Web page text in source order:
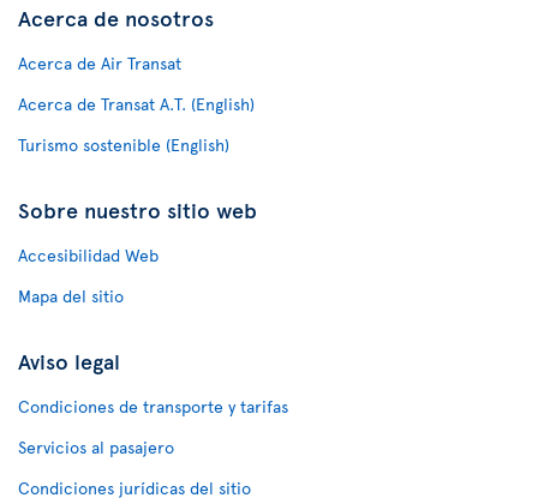
Acerca de nosotros
Acerca de Air Transat
Acerca de Transat A.T. (English)
Turismo sostenible (English)
Sobre nuestro sitio web
Accesibilidad Web
Mapa del sitio
Aviso legal
Condiciones de transporte y tarifas
Servicios al pasajero
Condiciones jurídicas del sitio